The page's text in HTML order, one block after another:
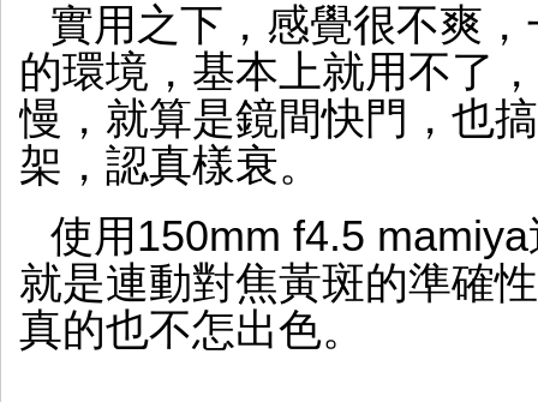
實用之下，感覺很不爽
的環境，基本上就用不了
慢，就算是鏡間快門，也
架，認真樣衰。
使用150mm f4.5
就是連動對焦黃斑的準確
真的也不怎出色。